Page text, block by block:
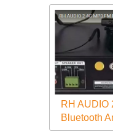
RH AUDIO
Bluetooth
numérique